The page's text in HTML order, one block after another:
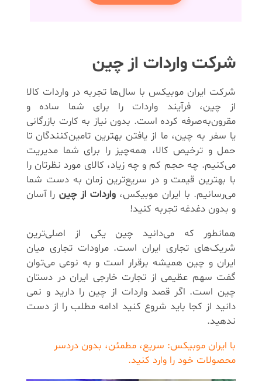
شرکت واردات از چین
شرکت ایران موبیکس با سال‌ها تجربه در واردات کالا
از چین، فرآیند واردات را برای شما ساده و
مقرون‌به‌صرفه کرده است. بدون نیاز به کارت بازرگانی
یا سفر به چین، ما از یافتن بهترین تامین‌کنندگان تا
حمل و ترخیص کالا، همه‌چیز را برای شما مدیریت
می‌کنیم. چه حجم کم و چه زیاد، کالای مورد نظرتان را
با بهترین قیمت و در سریع‌ترین زمان به دست شما
می‌رسانیم. با ایران موبیکس، واردات از چین را آسان
و بدون دغدغه تجربه کنید!
همانطور که می‌دانید چین یکی از اصلی‌ترین
شریک‌های تجاری ایران است. مراودات تجاری میان
ایران و چین همیشه برقرار است و به نوعی می‌توان
گفت سهم عظیمی از تجارت خارجی ایران در دستان
چین است. اگر قصد واردات از چین را دارید و نمی
دانید از کجا باید شروع کنید ادامه مطلب را از دست
ندهید.
با ایران موبیکس: سریع، مطمئن، بدون دردسر
محصولات خود را وارد کنید.